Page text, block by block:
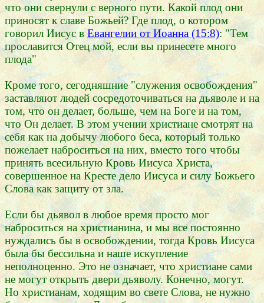
что они свернули с верного пути. Какой плод они
приносят к славе Божьей? Где плод, о котором
говорил Иисус в Евангелии от Иоанна (15:8): "Тем
прославится Отец мой, если вы принесете много
плода"
Кроме того, сегодняшние "служения освобождения"
заставляют людей сосредоточиваться на дьяволе и на
том, что он делает, больше, чем на Боге и на том,
что Он делает. В этом учении христиане смотрят на
себя как на добычу любого беса, который только
пожелает наброситься на них, вместо того чтобы
принять всесильную Кровь Иисуса Христа,
совершенное на Кресте дело Иисуса и силу Божьего
Слова как защиту от зла.
Если бы дьявол в любое время просто мог
наброситься на христианина, и мы все постоянно
нуждались бы в освобождении, тогда Кровь Иисуса
была бы бессильна и наше искупление
неполноценно. Это не означает, что христиане сами
не могут открыть двери дьяволу. Конечно, могут.
Но христианам, ходящим во свете Слова, не нужно